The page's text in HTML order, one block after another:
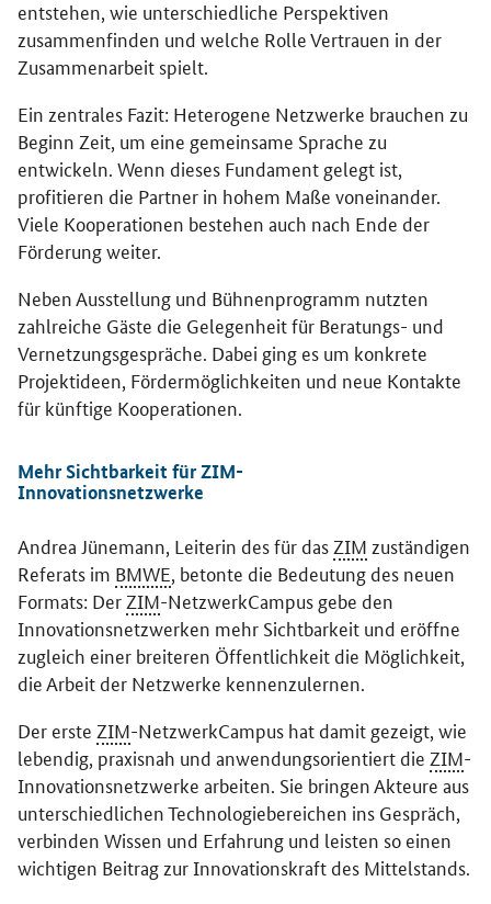
entstehen, wie unterschiedliche Perspektiven
zusammenfinden und welche Rolle Vertrauen in der
Zusammenarbeit spielt.
Ein zentrales Fazit: Heterogene Netzwerke brauchen zu
Beginn Zeit, um eine gemeinsame Sprache zu
entwickeln. Wenn dieses Fundament gelegt ist,
profitieren die Partner in hohem Maße voneinander.
Viele Kooperationen bestehen auch nach Ende der
Förderung weiter.
Neben Ausstellung und Bühnenprogramm nutzten
zahlreiche Gäste die Gelegenheit für Beratungs- und
Vernetzungsgespräche. Dabei ging es um konkrete
Projektideen, Fördermöglichkeiten und neue Kontakte
für künftige Kooperationen.
Mehr Sichtbarkeit für ZIM-
Innovationsnetzwerke
Andrea Jünemann, Leiterin des für das ZIM zuständigen
Referats im BMWE, betonte die Bedeutung des neuen
Formats: Der ZIM-NetzwerkCampus gebe den
Innovationsnetzwerken mehr Sichtbarkeit und eröffne
zugleich einer breiteren Öffentlichkeit die Möglichkeit,
die Arbeit der Netzwerke kennenzulernen.
Der erste ZIM-NetzwerkCampus hat damit gezeigt, wie
lebendig, praxisnah und anwendungsorientiert die ZIM-
Innovationsnetzwerke arbeiten. Sie bringen Akteure aus
unterschiedlichen Technologiebereichen ins Gespräch,
verbinden Wissen und Erfahrung und leisten so einen
wichtigen Beitrag zur Innovationskraft des Mittelstands.